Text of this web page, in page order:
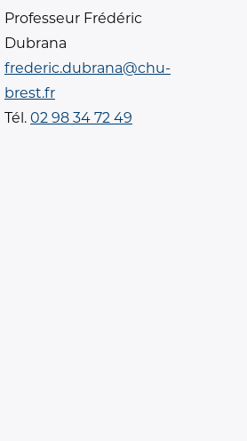
Professeur Frédéric
Dubrana
frederic.dubrana@chu-
brest.fr
Tél. 02 98 34 72 49